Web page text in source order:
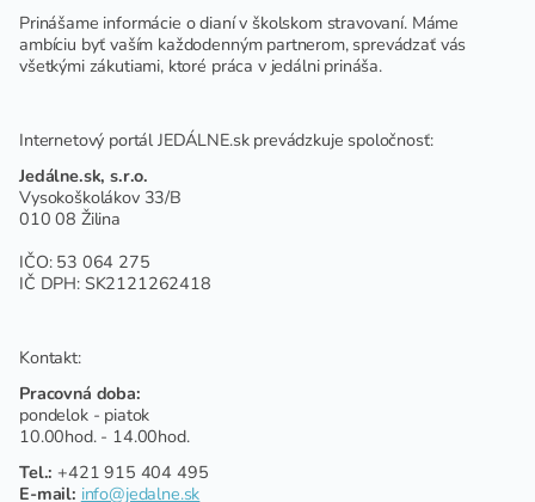
Prinášame informácie o dianí v školskom stravovaní. Máme
ambíciu byť vaším každodenným partnerom, sprevádzať vás
všetkými zákutiami, ktoré práca v jedálni prináša.
Internetový portál JEDÁLNE.sk prevádzkuje spoločnosť:
Jedálne.sk, s.r.o.
Vysokoškolákov 33/B
010 08 Žilina
IČO: 53 064 275
IČ DPH: SK2121262418
Kontakt:
Pracovná doba:
pondelok - piatok
10.00hod. - 14.00hod.
Tel.: +421 915 404 495
E-mail: info@jedalne.sk